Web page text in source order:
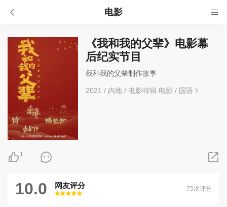
电影
《我和我的父辈》电影幕
后纪实节目
我和我的父辈制作故事
2021 / 内地 / 电影特辑 电影/ 国语
1
10.0 网友评分
很差
较差还行推荐力荐
75次评分